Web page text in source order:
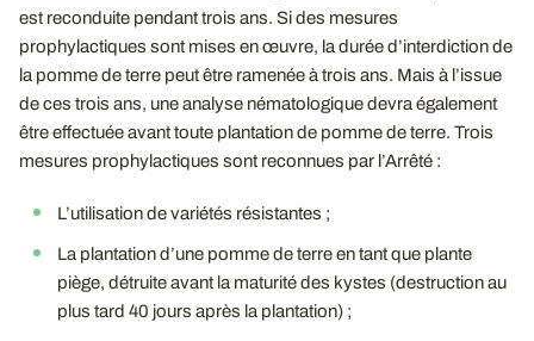
est reconduite pendant trois ans. Si des mesures
prophylactiques sont mises en œuvre, la durée d’interdiction de
la pomme de terre peut être ramenée à trois ans. Mais à l’issue
de ces trois ans, une analyse nématologique devra également
être effectuée avant toute plantation de pomme de terre. Trois
mesures prophylactiques sont reconnues par l’Arrêté :
L’utilisation de variétés résistantes ;
La plantation d’une pomme de terre en tant que plante
piège, détruite avant la maturité des kystes (destruction au
plus tard 40 jours après la plantation) ;